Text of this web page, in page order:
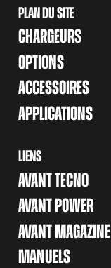
PLAN DU SITE
CHARGEURS
OPTIONS
ACCESSOIRES
APPLICATIONS
LIENS
AVANT TECNO
AVANT POWER
AVANT MAGAZINE
MANUELS